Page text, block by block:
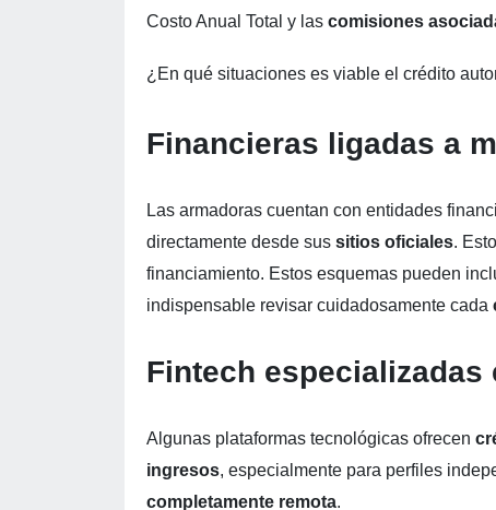
Costo Anual Total y las comisiones
¿En qué situaciones es viable el crédito
Financieras ligadas a
Las armadoras cuentan con entidades
directamente desde sus sitios oficiales.
financiamiento. Estos esquemas pueden
indispensable revisar cuidadosamente cada
Fintech
Algunas plataformas tecnológicas ofrecen
ingresos, especialmente para perfiles
completamente remota.